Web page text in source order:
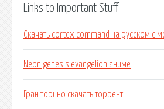
Links to Important Stuff
Скачать cortex command на русском с
Neon genesis evangelion аниме
Гран торино скачать торрент